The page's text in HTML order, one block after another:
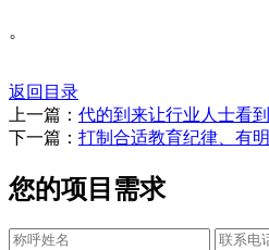
。
返回目录
上一篇： 代的到来让行业人士看到
下一篇： 打制合适教育纪律、有
您的项目需求